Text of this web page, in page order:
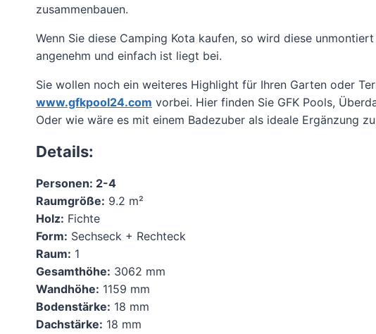
zusammenbauen.
Wenn Sie diese Camping Kota kaufen, so wird diese
angenehm und einfach ist liegt bei.
Sie wollen noch ein weiteres Highlight für Ihren Garten oder
www.gfkpool24.com vorbei. Hier finden Sie GFK Pools,
Oder wie wäre es mit einem Badezuber als ideale Ergänzung
Details:
Personen: 2-4
Raumgröße: 9.2 m²
Holz: Fichte
Form: Sechseck + Rechteck
Raum: 1
Gesamthöhe: 3062 mm
Wandhöhe: 1159 mm
Bodenstärke: 18 mm
Dachstärke: 18 mm